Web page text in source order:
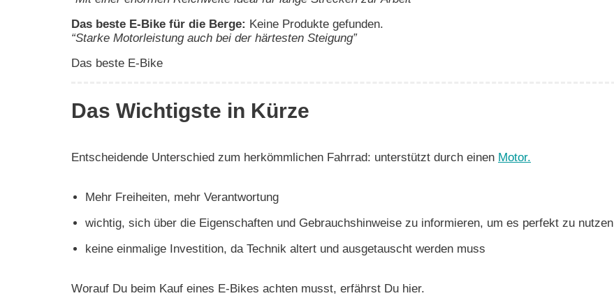
Das beste E-Bike für die Berge: Keine Produkte gefunden.
“Starke Motorleistung auch bei der härtesten Steigung”
Das beste E-Bike
Das Wichtigste in Kürze
Entscheidende Unterschied zum herkömmlichen Fahrrad: unterstützt durch einen Motor.
Mehr Freiheiten, mehr Verantwortung
wichtig, sich über die Eigenschaften und Gebrauchshinweise zu informieren, um es perfekt zu nutzen
keine einmalige Investition, da Technik altert und ausgetauscht werden muss
Worauf Du beim Kauf eines E-Bikes achten musst, erfährst Du hier.